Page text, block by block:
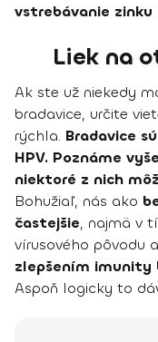
vstrebávanie zinku
Liek na
Ak ste už niekedy
bradavice, určite
rýchla. Bradavice
HPV. Poznáme
niektoré z nich
Bohužiaľ, nás ako
častejšie, najmä v
vírusového pôvodu
zlepšením imunity
Aspoň logicky to